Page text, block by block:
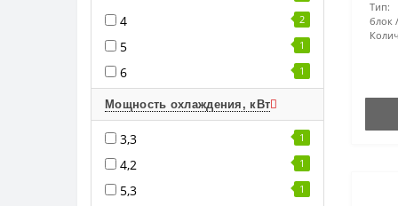
4 2
5 1
6 1
Мощность охлаждения, кВт
3,3 1
4,2 1
5,3 1
Тип:
блок